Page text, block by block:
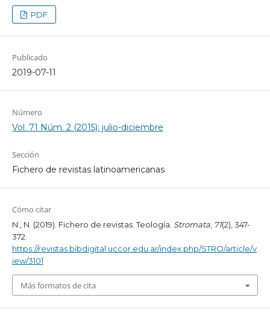
PDF
Publicado
2019-07-11
Número
Vol. 71 Núm. 2 (2015): julio-diciembre
Sección
Fichero de revistas latinoamericanas
Cómo citar
N., N. (2019). Fichero de revistas. Teología. Stromata, 71(2), 347-
372.
https://revistas.bibdigital.uccor.edu.ar/index.php/STRO/article/v
iew/3101
Más formatos de cita